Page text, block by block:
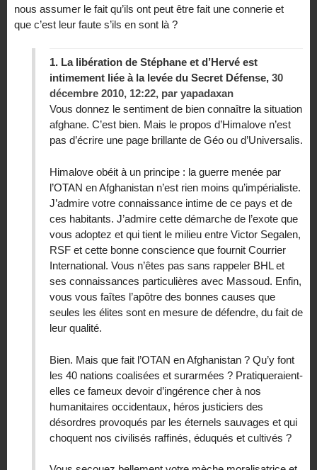
nous assumer le fait qu’ils ont peut être fait une connerie et
que c’est leur faute s’ils en sont là ?
1. La libération de Stéphane et d’Hervé est
intimement liée à la levée du Secret Défense, 30
décembre 2010, 12:22, par yapadaxan
Vous donnez le sentiment de bien connaître la situation
afghane. C’est bien. Mais le propos d’Himalove n’est
pas d’écrire une page brillante de Géo ou d’Universalis.
Himalove obéit à un principe : la guerre menée par
l’OTAN en Afghanistan n’est rien moins qu’impérialiste.
J’admire votre connaissance intime de ce pays et de
ces habitants. J’admire cette démarche de l’exote que
vous adoptez et qui tient le milieu entre Victor Segalen,
RSF et cette bonne conscience que fournit Courrier
International. Vous n’êtes pas sans rappeler BHL et
ses connaissances particulières avec Massoud. Enfin,
vous vous faîtes l’apôtre des bonnes causes que
seules les élites sont en mesure de défendre, du fait de
leur qualité.
Bien. Mais que fait l’OTAN en Afghanistan ? Qu’y font
les 40 nations coalisées et surarmées ? Pratiqueraient-
elles ce fameux devoir d’ingérence cher à nos
humanitaires occidentaux, héros justiciers des
désordres provoqués par les éternels sauvages et qui
choquent nos civilisés raffinés, éduqués et cultivés ?